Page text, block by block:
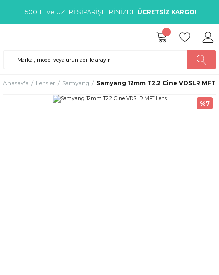
1500 TL ve ÜZERİ SİPARİŞLERİNİZDE ÜCRETSİZ KARGO!
Anasayfa Lensler Samyang Samyang 12mm T2.2 Cine VDSLR MFT
%7